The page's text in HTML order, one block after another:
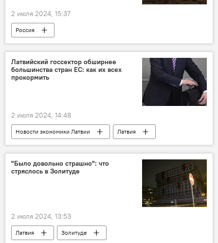
2 июля 2024, 15:37
Россия
Операция по демилитаризации Украины
Украина
Минобороны РФ
военная операция
военная техника
Латвийский госсектор обширнее
большинства стран ЕС: как их всех
прокормить
2 июля 2024, 14:48
Новости экономики Латвии
Латвия
бюджетники
"Было довольно страшно": что
стряслось в Золитуде
2 июля 2024, 13:53
Латвия
Золитуде